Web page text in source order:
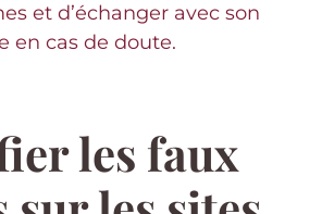
et d’échanger avec son
en cas de doute.
les faux